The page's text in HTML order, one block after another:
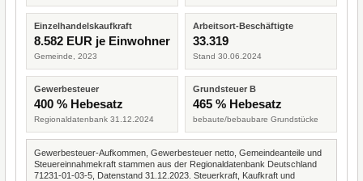
Einzelhandelskaufkraft
8.582 EUR je Einwohner
Gemeinde, 2023
Arbeitsort-Beschäftigte
33.319
Stand 30.06.2024
Gewerbesteuer
400 % Hebesatz
Regionaldatenbank 31.12.2024
Grundsteuer B
465 % Hebesatz
bebaute/bebaubare Grundstücke
Gewerbesteuer-Aufkommen, Gewerbesteuer netto, Gemeindeanteile und
Steuereinnahmekraft stammen aus der Regionaldatenbank Deutschland
71231-01-03-5, Datenstand 31.12.2023. Steuerkraft, Kaufkraft und